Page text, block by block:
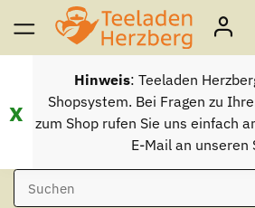
x
Hinweis: Teeladen
Shopsystem. Bei Fragen zu
zum Shop rufen Sie uns einfach
E-Mail an unseren